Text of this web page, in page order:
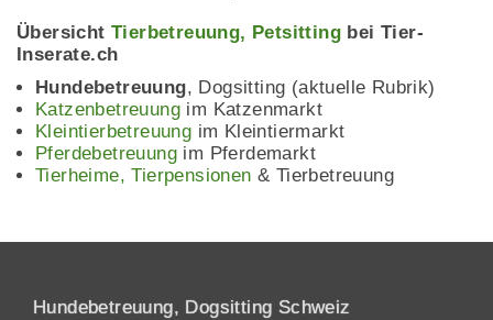
ÜbersichtTierbetreuung, Petsitting bei Tier-
Inserate.ch
Hundebetreuung, Dogsitting (aktuelle Rubrik)
Katzenbetreuung im Katzenmarkt
Kleintierbetreuung im Kleintiermarkt
Pferdebetreuung im Pferdemarkt
Tierheime, Tierpensionen & Tierbetreuung
Hundebetreuung, Dogsitting Schweiz